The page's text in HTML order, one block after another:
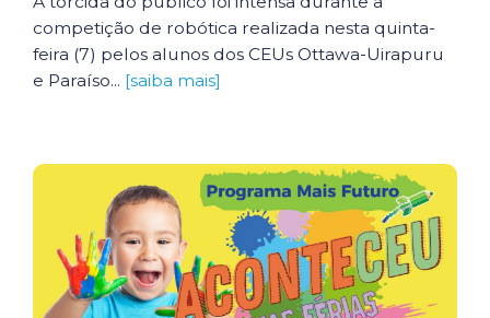
competição de robótica realizada nesta quinta-
feira (7) pelos alunos dos CEUs Ottawa-Uirapuru
e Paraíso... [saiba mais]